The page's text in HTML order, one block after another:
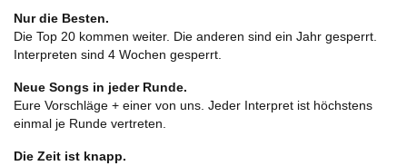
Nur die Besten.
Die Top 20 kommen weiter. Die anderen sind ein Jahr gesperrt.
Interpreten sind 4 Wochen gesperrt.
Neue Songs in jeder Runde.
Eure Vorschläge + einer von uns. Jeder Interpret ist höchstens
einmal je Runde vertreten.
Die Zeit ist knapp.